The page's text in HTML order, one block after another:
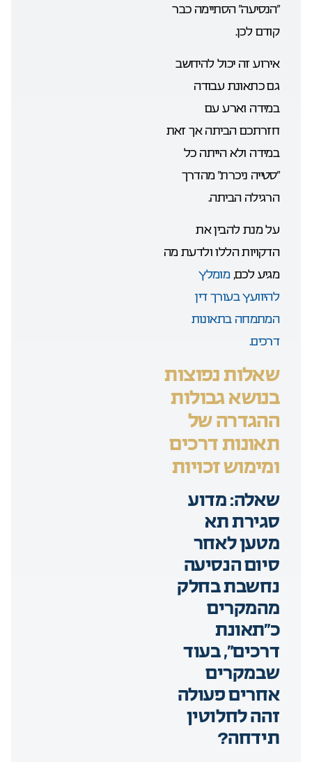
“הנסיעה” הסתיימה כבר
קודם לכן.
אירוע זה יכול להיחשב
גם כתאונת עבודה
במידה וארע עם
חזרתכם הביתה אך זאת
במידה ולא הייתה כל
“סטייה ניכרת” מהדרך
הרגילה הביתה.
על מנת להבין את
הדקויות הללו ולדעת מה
מגיע לכם, מומלץ
להיוועץ בעורך דין
המתמחה בתאונות
דרכים.
שאלות נפוצות
בנושא גבולות
ההגדרה של
תאונות דרכים
ומימוש זכויות
שאלה: מדוע
סגירת תא
מטען לאחר
סיום הנסיעה
נחשבת בחלק
מהמקרים
כ”תאונת
דרכים”, בעוד
שבמקרים
אחרים פעולה
זהה לחלוטין
תידחה?